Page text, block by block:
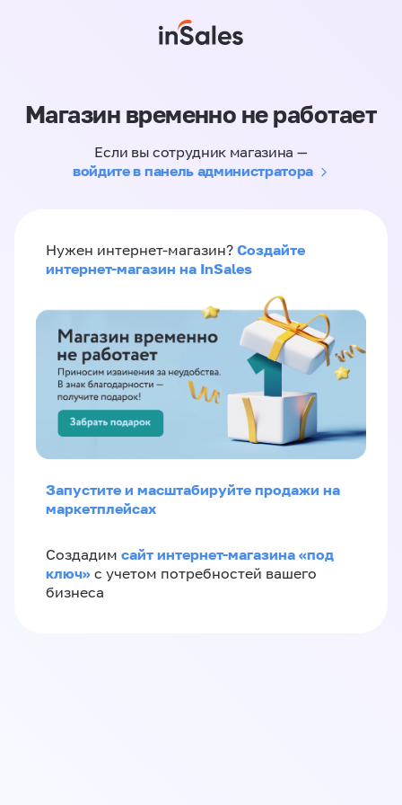
Магазин временно не работает
Если вы сотрудник магазина —
войдите в панель администратора
Нужен интернет-магазин? Создайте
интернет-магазин на InSales
Запустите и масштабируйте продажи на
маркетплейсах
Создадим сайт интернет-магазина «под
ключ» с учетом потребностей вашего
бизнеса